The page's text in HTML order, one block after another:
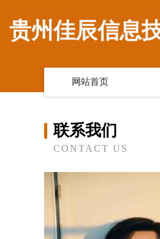
贵州佳辰信息
网站首页
联系我们
CONTACT US